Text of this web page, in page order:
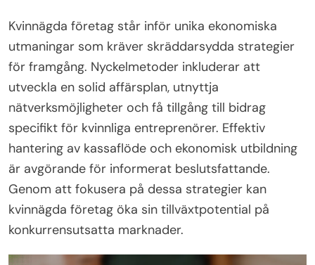
Kvinnägda företag står inför unika ekonomiska
utmaningar som kräver skräddarsydda strategier
för framgång. Nyckelmetoder inkluderar att
utveckla en solid affärsplan, utnyttja
nätverksmöjligheter och få tillgång till bidrag
specifikt för kvinnliga entreprenörer. Effektiv
hantering av kassaflöde och ekonomisk utbildning
är avgörande för informerat beslutsfattande.
Genom att fokusera på dessa strategier kan
kvinnägda företag öka sin tillväxtpotential på
konkurrensutsatta marknader.